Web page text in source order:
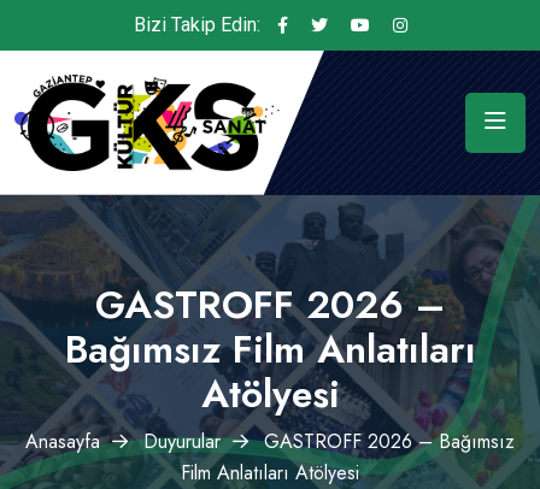
Bizi Takip Edin:
GASTROFF 2026 –
Bağımsız Film Anlatıları
Atölyesi
Anasayfa Duyurular
GASTROFF 2026 – Bağımsız
Film Anlatıları Atölyesi